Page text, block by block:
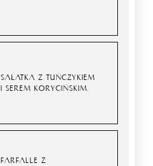
SAŁATKA Z TUŃCZYKIEM
I SEREM KORYCIŃSKIM.
FARFALLE Z